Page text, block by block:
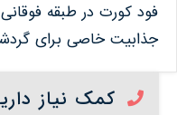
فود کورت در طبقه
جذابیت خاصی برای
کمک نیاز